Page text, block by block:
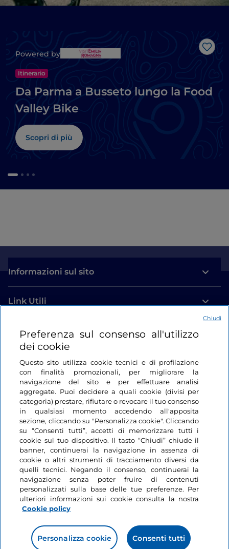
Like
Powered by
Itinerario
Da Parma a Busseto lungo la Food
Valley Bike
Scopri di più
Informazioni sul sito
Link Utili
Login
Restiamo in contatto
Preferenza sul consenso all'utilizzo
dei cookie
Questo sito utilizza cookie tecnici e di profilazione
con finalità promozionali, per migliorare la
navigazione del sito e per effettuare analisi
aggregate. Puoi decidere a quali cookie (divisi per
categoria) prestare, rifiutare o revocare il tuo consenso
in qualsiasi momento accedendo all'apposita
sezione, cliccando su "Personalizza cookie". Cliccando
su “Consenti tutti”, accetti di memorizzare tutti i
cookie sul tuo dispositivo. Il tasto “Chiudi” chiude il
banner, continuerai la navigazione in assenza di
cookie o altri strumenti di tracciamento diversi da
quelli tecnici. Negando il consenso, continuerai la
navigazione senza poter fruire di contenuti
personalizzati sulla base delle tue preferenze. Per
ulteriori informazioni sui cookie consulta la nostra
Cookie policy
Personalizza cookie Consenti tutti
Chiudi